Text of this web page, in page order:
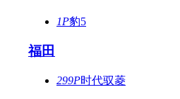
1P豹5
福田
299P时代驭菱